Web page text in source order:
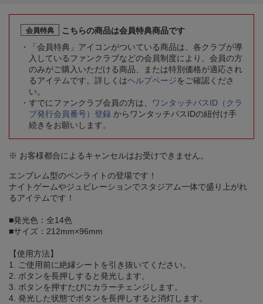
会員特典
こちらの商品は会員特典商品です
「会員特典」アイコンがついている商品は、各クラブが導
入しているファンクラブなどの会員制度により、会員の方
のみがご購入いただける商品、または特別価格が適応され
るアイテムです。詳しくはヘルプページをご確認くださ
い。
すでにファンクラブ会員の方は、
ワンタッチパスID（クラ
ブ発行会員番号）登録 からワンタッチパスIDの紐付け手
続きをお願いします。
※ お客様都合によるキャンセルはお受けできません。
エンブレム型のペンライトの登場です！
ナイトゲームやジュビレーションでスタジアム一体で盛り上がれ
るアイテムです！
■発光色：全14色
■サイズ：212mm×96mm
【使用方法】
1. ご使用前に絶縁シートを引き抜いてください。
2. ボタンを長押しすると発光します。
3. ボタンを押すたびにカラーチェンジします。
4. 発光した状態でボタンを長押しすると消灯します。